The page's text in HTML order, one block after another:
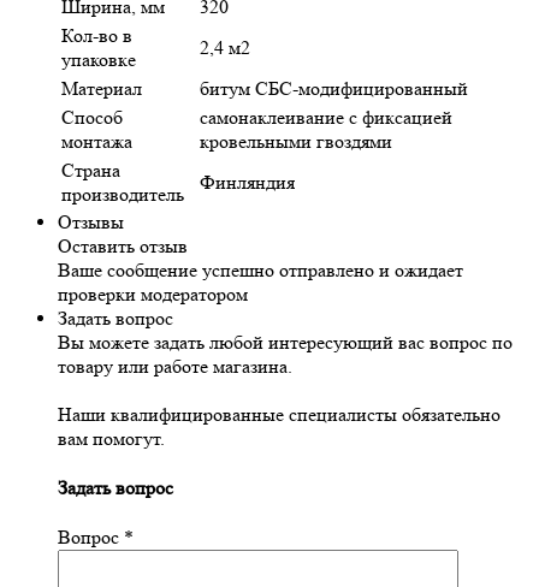
Ширина, мм
320
Кол-во в
упаковке
2,4 м2
Материал
битум СБС-модифицированный
Способ
монтажа
самонаклеивание с фиксацией
кровельными гвоздями
Страна
производитель
Финляндия
Отзывы
Оставить отзыв
Ваше сообщение успешно отправлено и ожидает
проверки модератором
Задать вопрос
Вы можете задать любой интересующий вас вопрос по
товару или работе магазина.
Наши квалифицированные специалисты обязательно
вам помогут.
Задать вопрос
Вопрос *